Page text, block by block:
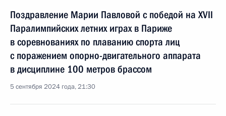
Поздравление Марии Павловой с победой на XVII
Паралимпийских летних играх в Париже
в соревнованиях по плаванию спорта лиц
с поражением опорно-двигательного аппарата
в дисциплине 100 метров брассом
5 сентября 2024 года, 21:30